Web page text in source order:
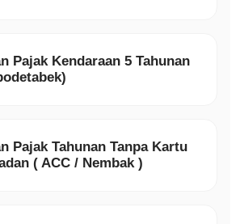
Pajak Kendaraan 5 Tahunan
Pajak Tahunan Tanpa Kartu
( ACC / Nembak )